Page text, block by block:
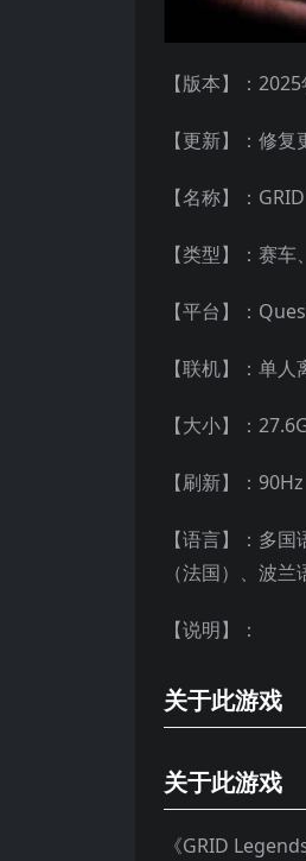
【版本】：
【更新】：修
【名称】：
【类型】：赛
【平台】：
【联机】：单人
【大小】：
【刷新】：90Hz
【语言】：多
（法国）、波
【说明】：
关于此游戏
关于此游戏
《GRID